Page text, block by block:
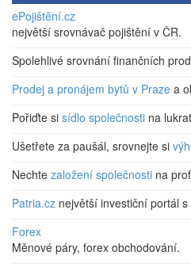
ePojištění.cz
největší srovnávač pojištění v ČR.
Spolehlivé srovnání finančních
Prodej a pronájem bytů v Praze a
Pořiďte si sídlo společnosti na
Ušetřete za paušál, srovnejte si
Nechte založení společnosti na
Patria.cz největší investiční portál
Forex
Měnové páry, forex obchodování.